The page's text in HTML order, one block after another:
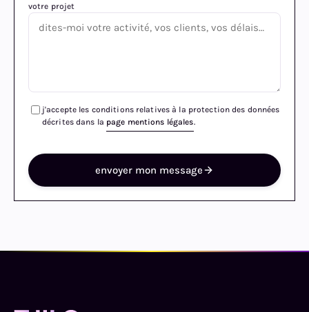
votre projet
j'accepte les conditions relatives à la protection des données
décrites dans la page mentions légales.
envoyer mon message